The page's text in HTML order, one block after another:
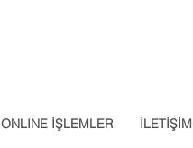
ONLINE İŞLEMLER İLETİŞİM